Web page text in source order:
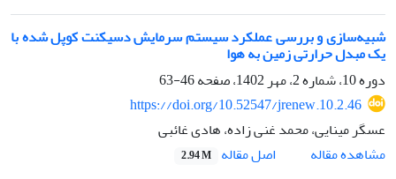
شبیه‌سازی و بررسی عملکرد سیستم سرمایش دسیکنت کوپل شده با
یک مبدل حرارتی زمین به هوا
دوره 10، شماره 2، مهر 1402، صفحه
46-63
https://doi.org/10.52547/jrenew.10.2.46
عسگر مینایی، محمد غنی زاده، هادی غائبی
مشاهده مقاله
اصل مقاله 2.94 M